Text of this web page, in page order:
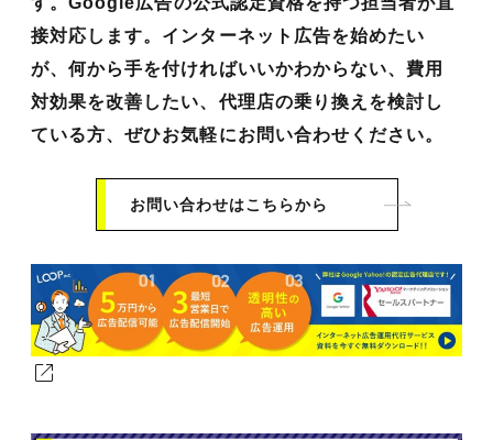
接対応します。インターネット広告を始めたい
が、何から手を付ければいいかわからない、費用
対効果を改善したい、代理店の乗り換えを検討し
ている方、ぜひお気軽にお問い合わせください。
お問い合わせはこちらから